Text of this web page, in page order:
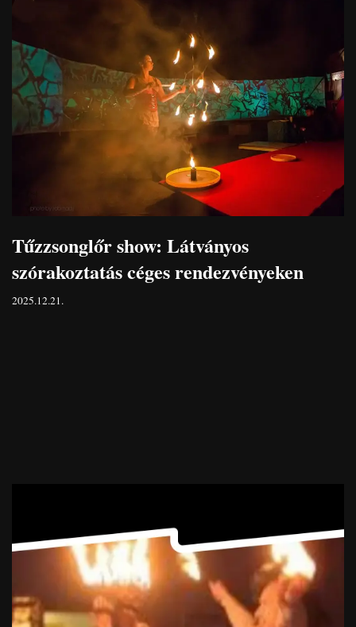
Tűzzsonglőr show: Látványos
szórakoztatás céges rendezvényeken
2025.12.21.